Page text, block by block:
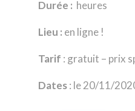
Durée : heures
Lieu : en ligne !
Tarif : gratuit – prix
Dates: le 20/11/